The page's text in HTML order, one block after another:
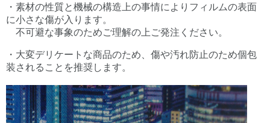
・素材の性質と機械の構造上の事情によりフィルムの表面
に小さな傷が入ります。
不可避な事象のためご理解の上ご発注ください。
・大変デリケートな商品のため、傷や汚れ防止のため個包
装されることを推奨します。